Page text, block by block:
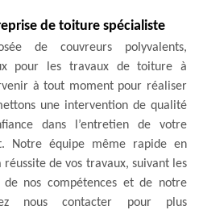
de toiture spécialiste
de couvreurs polyvalents,
pour les travaux de toiture à
à tout moment pour réaliser
une intervention de qualité
dans l’entretien de votre
Notre équipe même rapide en
de vos travaux, suivant les
de nos compétences et de notre
nous contacter pour plus